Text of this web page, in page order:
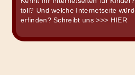
toll? Und welche Internetseite
erfinden? Schreibt uns>>> HIER